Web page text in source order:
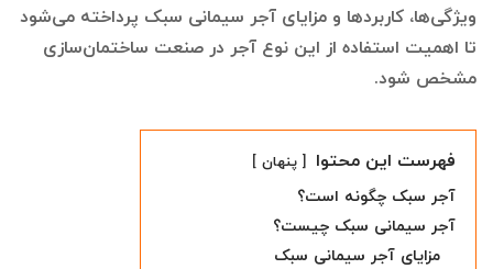
ویژگی‌ها، کاربردها و مزایای آجر سیمانی سبک پرداخته می‌شود
تا اهمیت استفاده از این نوع آجر در صنعت ساختمان‌سازی
مشخص شود.
فهرست این محتوا پنهان
آجر سبک چگونه است؟
آجر سیمانی سبک چیست؟
مزایای آجر سیمانی سبک